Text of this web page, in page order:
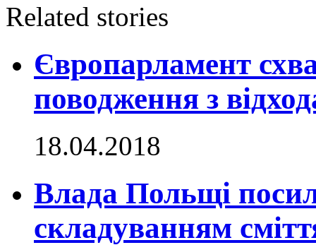
Related stories
Європарламент
поводження з
18.04.2018
Влада Польщі
складуванням